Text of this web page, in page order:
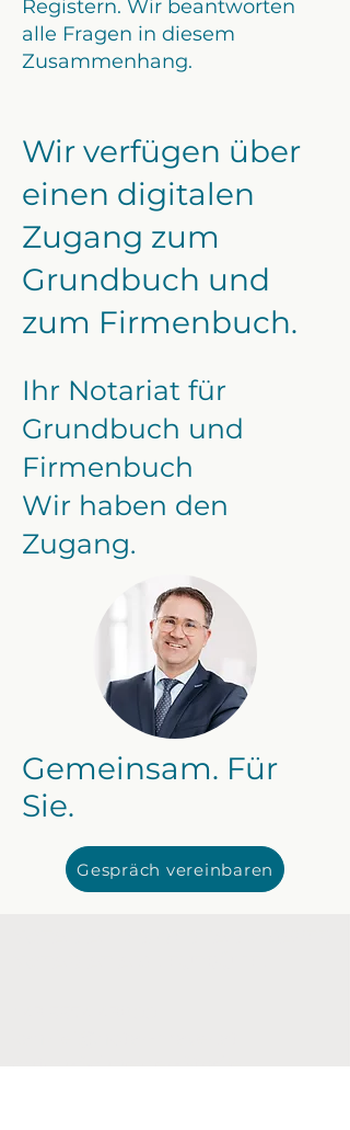
Registern. Wir beantworten
alle Fragen in diesem
Zusammenhang.
Wir verfügen über
einen digitalen
Zugang zum
Grundbuch und
zum Firmenbuch.
Ihr Notariat für
Grundbuch und
Firmenbuch
Wir haben den
Zugang.
Gemeinsam. Für
Sie.
Gespräch vereinbaren